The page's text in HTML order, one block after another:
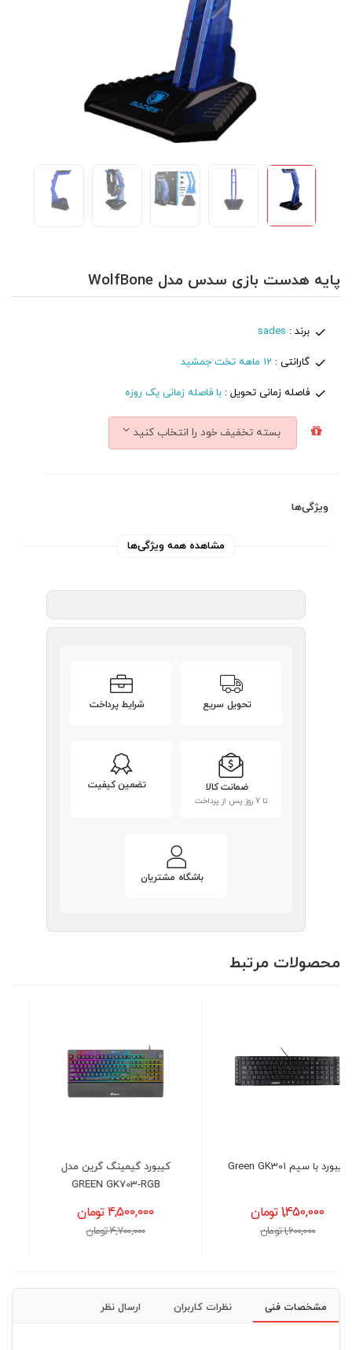
پایه هدست بازی سدس مدل WolfBone
برند : sades
گارانتی : 12 ماهه تخت جمشید
فاصله زمانی تحویل : با فاصله زمانی یک روزه
بسته تخفیف خود را انتخاب کنید
ویژگی‌ها
مشاهده همه ویژگی‌ها
تحویل سریع شرایط پرداخت
ضمانت کالا
تا 7 روز پس از پرداخت
تضمین کیفیت
باشگاه مشتریان
محصولات مرتبط
کیبورد گیمینگ گرین مدل
4,500,000 تومان
ماوس با سیم گرین GM-301
1,150,000 تومان
مشخصات فنی نظرات کاربران ارسال نظر